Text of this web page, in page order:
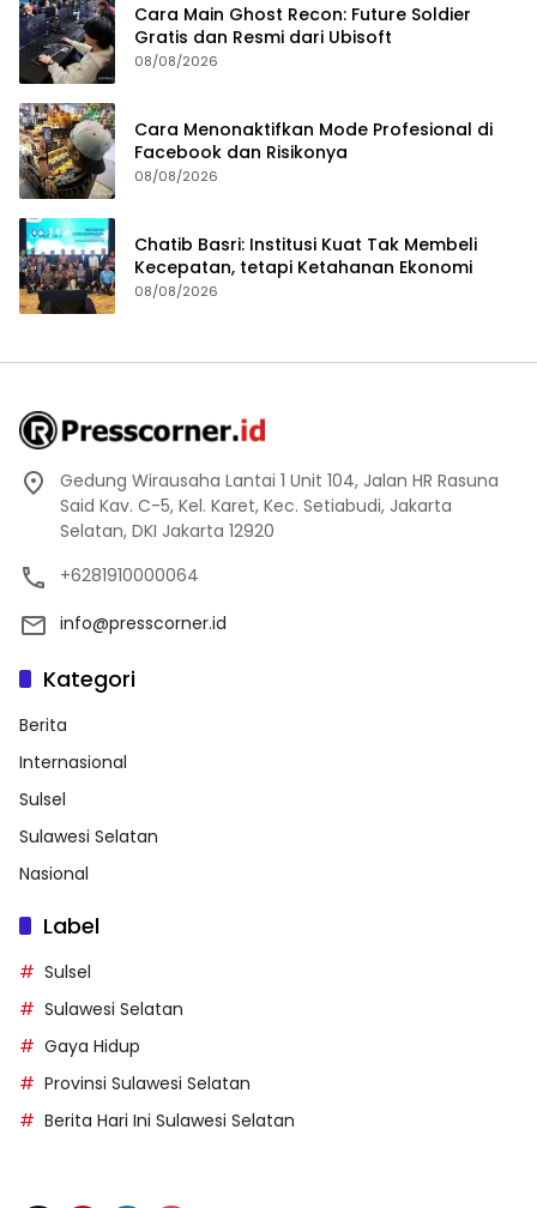
Cara Main Ghost Recon: Future Soldier
Gratis dan Resmi dari Ubisoft
08/08/2026
Cara Menonaktifkan Mode Profesional di
Facebook dan Risikonya
08/08/2026
Chatib Basri: Institusi Kuat Tak Membeli
Kecepatan, tetapi Ketahanan Ekonomi
08/08/2026
Gedung Wirausaha Lantai 1 Unit 104, Jalan HR Rasuna
Said Kav. C-5, Kel. Karet, Kec. Setiabudi, Jakarta
Selatan, DKI Jakarta 12920
+6281910000064
info@presscorner.id
Kategori
Berita
Internasional
Sulsel
Sulawesi Selatan
Nasional
Label
Sulsel
Sulawesi Selatan
Gaya Hidup
Provinsi Sulawesi Selatan
Berita Hari Ini Sulawesi Selatan